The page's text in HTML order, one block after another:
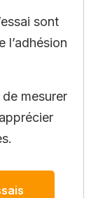
sont
l’adhésion
mesurer